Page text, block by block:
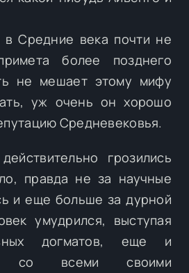
Средние века почти не
более позднего
не мешает этому мифу
уж очень он хорошо
Средневековья.
грозились
правда не за научные
и еще больше за дурной
умудрился, выступая
догматов, еще и
со всеми своими